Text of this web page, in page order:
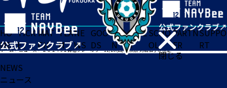
閉じる
HO
ME
TICK
ET
MAT
CH
TEA
M
NE
WS
GOO
DS
FA
N
ACADE
MY
SCHO
OL
PARTN
ER
SUPPO
RT
ホーム>ニュース>２０１７J１昇格プレーオフ 11/26(日) 準決勝 対戦相手が決定
NEWS
ニュース